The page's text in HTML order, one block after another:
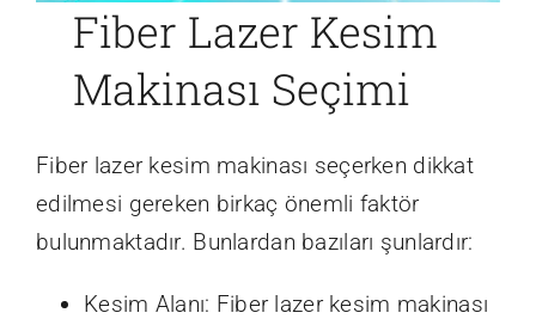
Fiber Lazer Kesim
Makinası Seçimi
Fiber lazer kesim makinası seçerken dikkat
edilmesi gereken birkaç önemli faktör
bulunmaktadır. Bunlardan bazıları şunlardır:
Kesim Alanı: Fiber lazer kesim makinası